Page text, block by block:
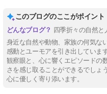
このブログのここがポイント
四季折々の自然
身近な自然や動物、家族の何気な
感動とユーモアを引き出していま
観察眼と、心に響くエピソードの
さを感じ取ることができるでしょ
心に優しく寄り添います。